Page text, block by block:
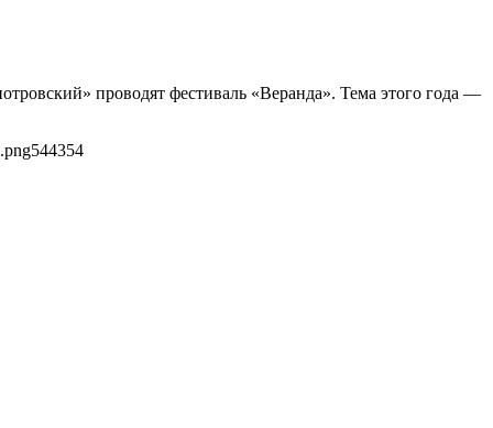
проводят фестиваль «Веранда». Тема этого года —
544354